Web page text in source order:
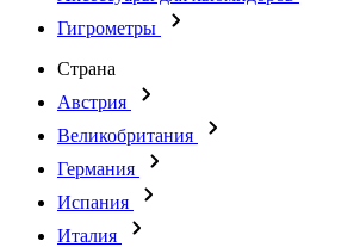
Гигрометры
Страна
Австрия
Великобритания
Германия
Испания
Италия